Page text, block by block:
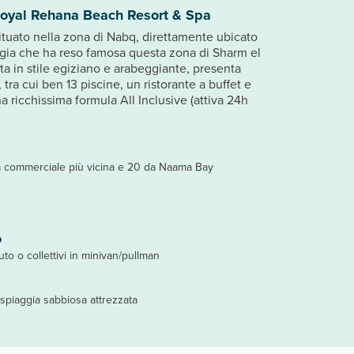
commerciale più vicina e 20 da Naama Bay
o collettivi in minivan/pullman
sabbiosa attrezzata
Rehana Beach Resort & Spa
nella zona di Nabq, direttamente ubicato
che ha reso famosa questa zona di Sharm el
in stile egiziano e arabeggiante, presenta
cui ben 13 piscine, un ristorante a buffet e
ricchissima formula All Inclusive (attiva 24h